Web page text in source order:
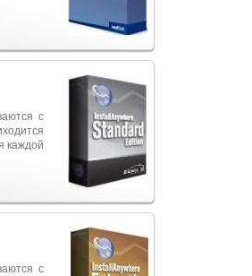
с
каждой
с